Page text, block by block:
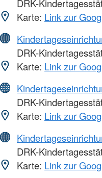
DRK-
Karte: Link zur
DRK-
Karte: Link zur
DRK-
Karte: Link zur
DRK-
Karte: Link zur